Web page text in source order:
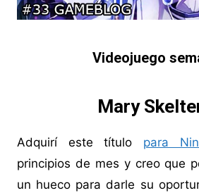
Videojuego
Mary
Adquirí este título para
principios de mes y creo que
un hueco para darle su